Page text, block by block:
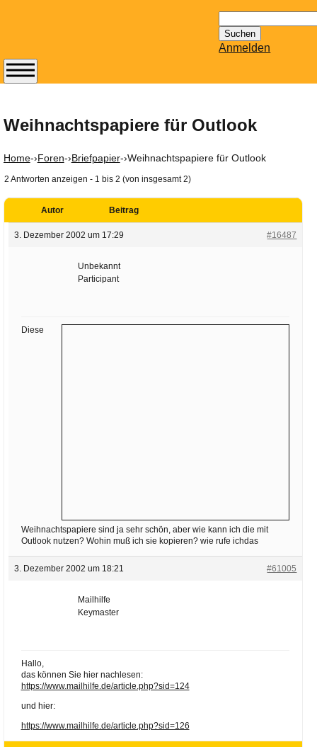
nach:
Anmelden
Weihnachtspapiere für Outlook
Home-›Foren-›Briefpapier-›Weihnachtspapiere für Outlook
2 Antworten anzeigen - 1 bis 2 (von insgesamt 2)
Autor Beitrag
3. Dezember 2002 um 17:29 #16487
Unbekannt
Participant
Diese
Weihnachtspapiere sind ja sehr schön, aber wie kann ich die mit
Outlook nutzen? Wohin muß ich sie kopieren? wie rufe ichdas
3. Dezember 2002 um 18:21 #61005
Mailhilfe
Keymaster
Hallo,
das können Sie hier nachlesen:
https://www.mailhilfe.de/article.php?sid=124
und hier:
https://www.mailhilfe.de/article.php?sid=126
Abonnieren Sie den
erscheinenden
Newsletter von
Mailhilfe.de
Der ständig aktuelle
Tipps zu Thema
bereithält!
GMail, Thunderbird
oder auch
Ihre E-Mail